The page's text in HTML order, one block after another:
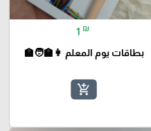
1 ₪
بطاقات يوم المعلم 👩‍🏫🧑‍🏫
add_shopping_cart